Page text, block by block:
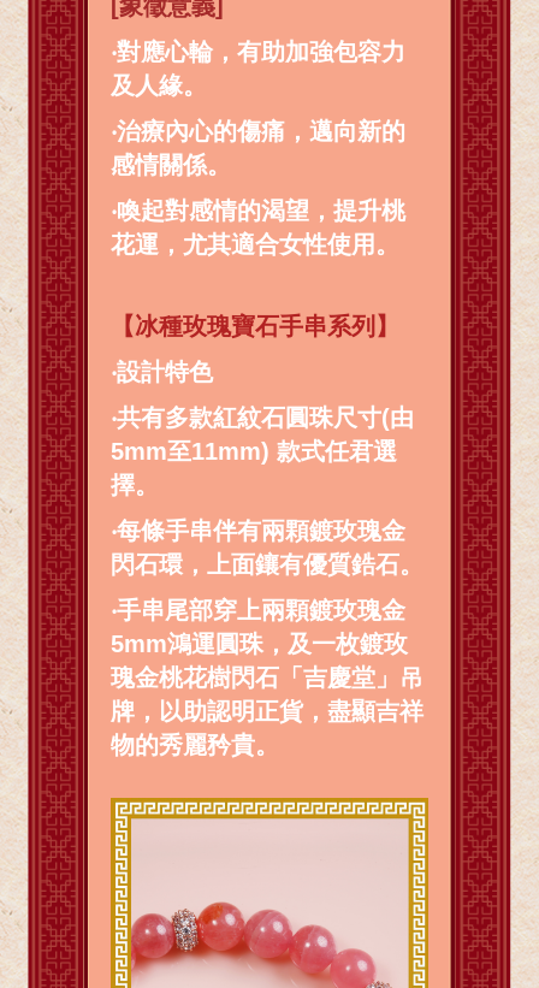
[象徵意義]
‧對應心輪，有助加強包容力
及人緣。
‧治療內心的傷痛，邁向新的
感情關係。
‧喚起對感情的渴望，提升桃
花運，尤其適合女性使用。
【冰種玫瑰寶石手串系列】
‧設計特色
‧共有多款紅紋石圓珠尺寸(由
5mm至11mm) 款式任君選
擇。
‧每條手串伴有兩顆鍍玫瑰金
閃石環，上面鑲有優質鋯石。
‧手串尾部穿上兩顆鍍玫瑰金
5mm鴻運圓珠，及一枚鍍玫
瑰金桃花樹閃石「吉慶堂」吊
牌，以助認明正貨，盡顯吉祥
物的秀麗矜貴。